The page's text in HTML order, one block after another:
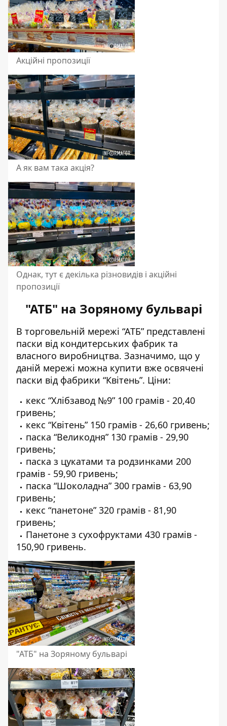
Акційні пропозиції
А як вам така акція?
Однак, тут є декілька різновидів і акційні
пропозиції
"АТБ" на Зоряному бульварі
В торговельній мережі “АТБ” представлені
паски від кондитерських фабрик та
власного виробництва. Зазначимо, що у
даній мережі можна купити вже освячені
паски від фабрики “Квітень”. Ціни:
кекс “Хлібзавод №9” 100 грамів - 20,40
гривень;
кекс “Квітень” 150 грамів - 26,60 гривень;
паска “Великодня” 130 грамів - 29,90
гривень;
паска з цукатами та родзинками 200
грамів - 59,90 гривень;
паска “Шоколадна” 300 грамів - 63,90
гривень;
кекс “панетоне” 320 грамів - 81,90
гривень;
Панетоне з сухофруктами 430 грамів -
150,90 гривень.
"АТБ" на Зоряному бульварі